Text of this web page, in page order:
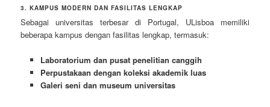
3. KAMPUS MODERN DAN FASILITAS LENGKAP
Sebagai universitas terbesar di Portugal, ULisboa memiliki
beberapa kampus dengan fasilitas lengkap, termasuk:
Laboratorium dan pusat penelitian canggih
Perpustakaan dengan koleksi akademik luas
Galeri seni dan museum universitas